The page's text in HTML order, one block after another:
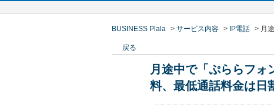
BUSINESS Plala > サービス内容 > IP電話 > 月
戻る
月途中で「ぷららフ
料、最低通話料金は日